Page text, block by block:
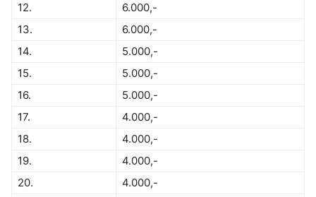
12.
6.000,-
13.
6.000,-
14.
5.000,-
15.
5.000,-
16.
5.000,-
17.
4.000,-
18.
4.000,-
19.
4.000,-
20.
4.000,-